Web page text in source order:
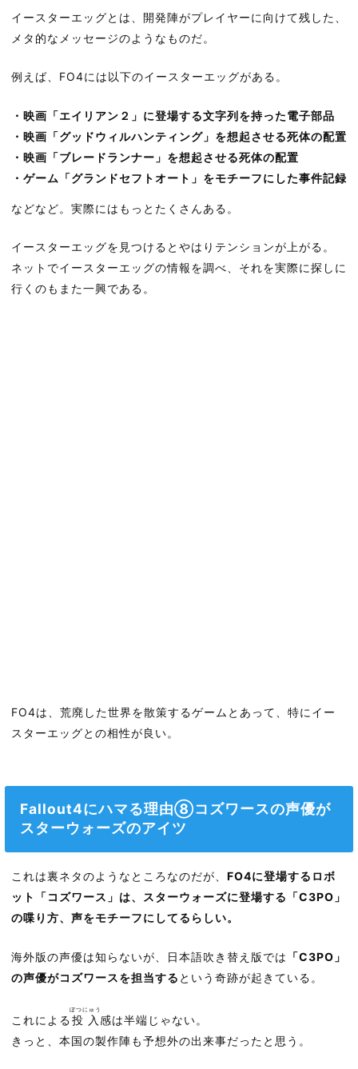
イースターエッグとは、開発陣がプレイヤーに向けて残した、
メタ的なメッセージのようなものだ。
例えば、FO4には以下のイースターエッグがある。
・映画「エイリアン２」に登場する文字列を持った電子部品
・映画「グッドウィルハンティング」を想起させる死体の配置
・映画「ブレードランナー」を想起させる死体の配置
・ゲーム「グランドセフトオート」をモチーフにした事件記録
などなど。実際にはもっとたくさんある。
イースターエッグを見つけるとやはりテンションが上がる。
ネットでイースターエッグの情報を調べ、それを実際に探しに
行くのもまた一興である。
FO4は、荒廃した世界を散策するゲームとあって、特にイー
スターエッグとの相性が良い。
Fallout4にハマる理由⑧コズワースの声優が
スターウォーズのアイツ
これは裏ネタのようなところなのだが、 FO4に登場するロボ
ット「コズワース」は、スターウォーズに登場する「C3PO」
の喋り方、声をモチーフにしてるらしい。
海外版の声優は知らないが、日本語吹き替え版では 「C3PO」
の声優がコズワースを担当する という奇跡が起きている。
これによる投入
ぼつにゅう
感は半端じゃない。
きっと、本国の製作陣も予想外の出来事だったと思う。